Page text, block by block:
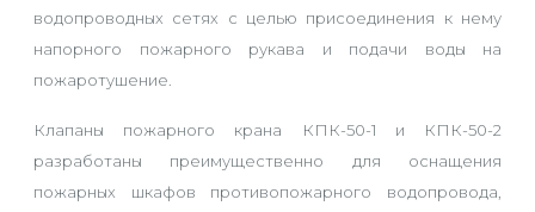
водопроводных сетях с целью присоединения к нему
напорного пожарного рукава и подачи воды на
пожаротушение.
Клапаны пожарного крана КПК-50-1 и КПК-50-2
разработаны преимущественно для оснащения
пожарных шкафов противопожарного водопровода,